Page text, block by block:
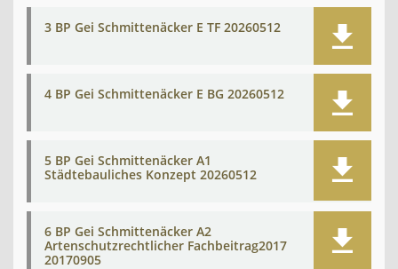
3 BP Gei Schmittenäcker E TF 20260512
4 BP Gei Schmittenäcker E BG 20260512
5 BP Gei Schmittenäcker A1
Städtebauliches Konzept 20260512
6 BP Gei Schmittenäcker A2
Artenschutzrechtlicher Fachbeitrag2017
20170905